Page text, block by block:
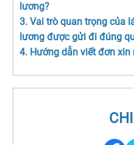
lương?
3. Vai trò quan trọng của
lương được gửi đi đúng
4. Hướng dẫn viết đơn